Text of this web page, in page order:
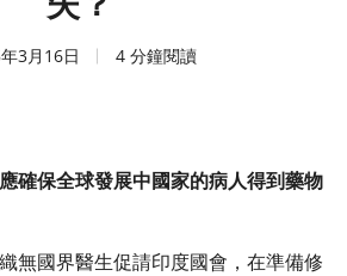
3月16日 4 分鐘閱讀
確保全球發展中國家的病人得到藥物
無國界醫生促請印度國會，在準備修